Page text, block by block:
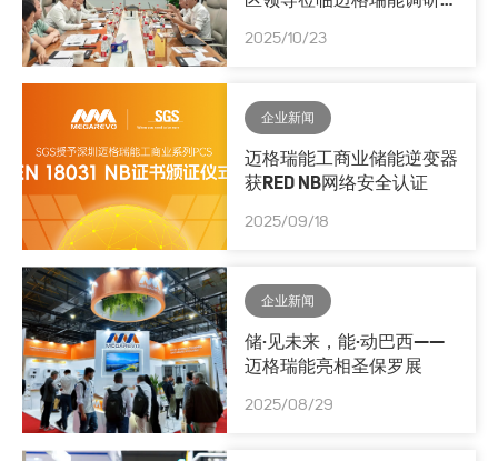
2025/10/23
企业新闻
迈格瑞能工商业储能逆变器
获RED NB网络安全认证
2025/09/18
企业新闻
储·见未来，能·动巴西——
迈格瑞能亮相圣保罗展
2025/08/29